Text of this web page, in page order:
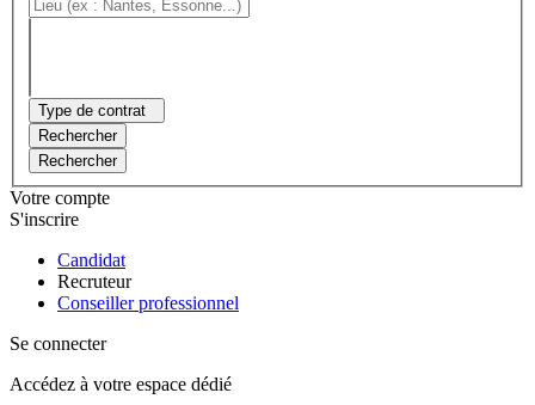
Type de contrat
Rechercher
Rechercher
Votre compte
S'inscrire
Candidat
Recruteur
Conseiller professionnel
Se connecter
Accédez à votre espace dédié